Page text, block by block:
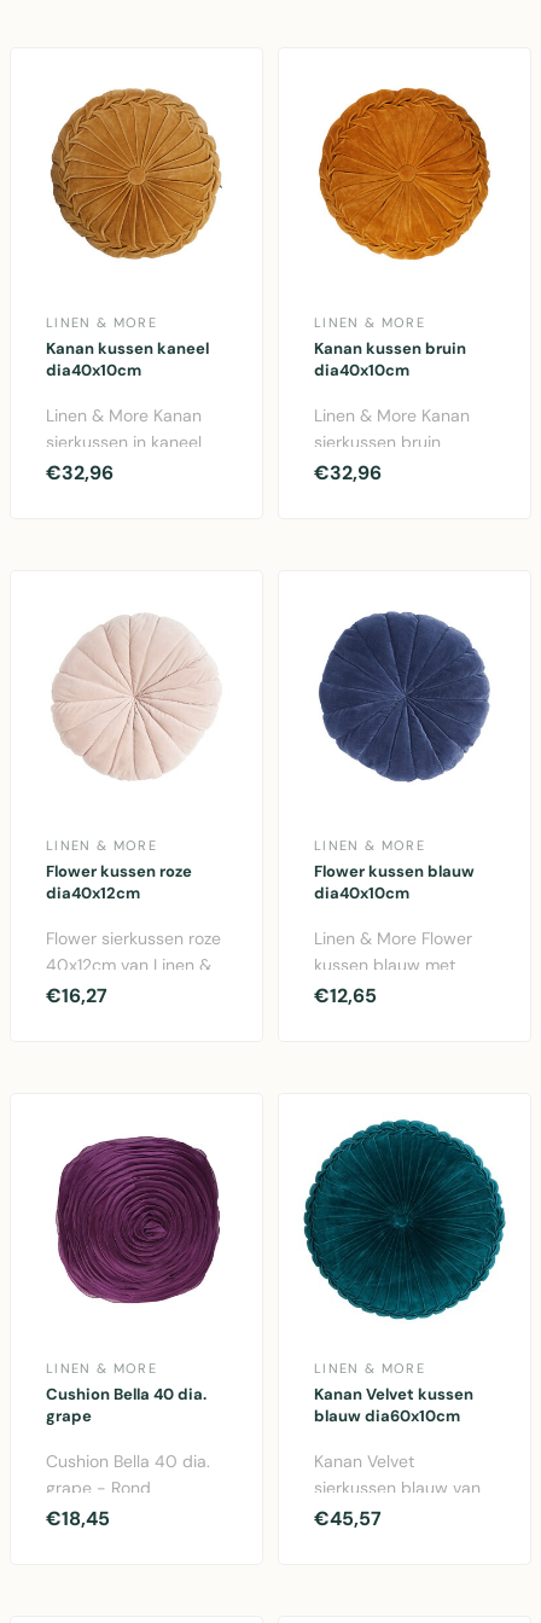
LINEN & MORE
Kanan kussen kaneel
dia40x10cm
Linen & More Kanan
sierkussen in kaneel
kleur. Katoen kussen
€32,96
LINEN & MORE
Kanan kussen bruin
dia40x10cm
Linen & More Kanan
sierkussen bruin
40x40cm. Luxe
€32,96
LINEN & MORE
Flower kussen roze
dia40x12cm
Flower sierkussen roze
40x12cm van Linen &
More. Katoenen kussen
€16,27
LINEN & MORE
Flower kussen blauw
dia40x10cm
Linen & More Flower
kussen blauw met
diameter 40cm en
€12,65
LINEN & MORE
Cushion Bella 40 dia.
grape
Cushion Bella 40 dia.
grape - Rond
sierkussen in trendy
€18,45
LINEN & MORE
Kanan Velvet kussen
blauw dia60x10cm
Kanan Velvet
sierkussen blauw van
Linen & More.
€45,57